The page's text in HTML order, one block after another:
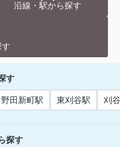
沿線・駅から探す
す
野田新町駅 東刈谷駅 刈
探す